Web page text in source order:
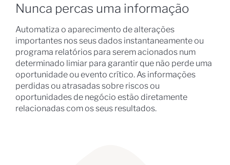
Nunca percas uma informação
Automatiza o aparecimento de alterações
importantes nos seus dados instantaneamente ou
programa relatórios para serem acionados num
determinado limiar para garantir que não perde uma
oportunidade ou evento crítico. As informações
perdidas ou atrasadas sobre riscos ou
oportunidades de negócio estão diretamente
relacionadas com os seus resultados.